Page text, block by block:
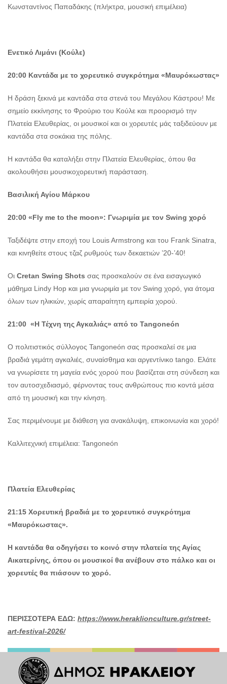
Κωνσταντίνος Παπαδάκης (πλήκτρα, μουσική επιμέλεια)
Ενετικό Λιμάνι (Κούλε)
20:00 Καντάδα με το χορευτικό συγκρότημα «Μαυρόκωστας»
Η δράση ξεκινά με καντάδα στα στενά του Μεγάλου Κάστρου! Με
σημείο εκκίνησης το Φρούριο του Κούλε και προορισμό την
Πλατεία Ελευθερίας, οι μουσικοί και οι χορευτές μάς ταξιδεύουν με
καντάδα στα σοκάκια της πόλης.
Η καντάδα θα καταλήξει στην Πλατεία Ελευθερίας, όπου θα
ακολουθήσει μουσικοχορευτική παράσταση.
Βασιλική Αγίου Μάρκου
20:00 «Fly me to the moon»: Γνωριμία με τον Swing χορό
Ταξιδέψτε στην εποχή του Louis Armstrong και του Frank Sinatra,
και κινηθείτε στους τζαζ ρυθμούς των δεκαετιών ’20-’40!
Οι Cretan Swing Shots σας προσκαλούν σε ένα εισαγωγικό
μάθημα Lindy Hop και μια γνωριμία με τον Swing χορό, για άτομα
όλων των ηλικιών, χωρίς απαραίτητη εμπειρία χορού.
21:00 «Η Τέχνη της Αγκαλιάς» από το Tangoneón
Ο πολιτιστικός σύλλογος Tangoneón σας προσκαλεί σε μια
βραδιά γεμάτη αγκαλιές, συναίσθημα και αργεντίνικο tango. Ελάτε
να γνωρίσετε τη μαγεία ενός χορού που βασίζεται στη σύνδεση και
τον αυτοσχεδιασμό, φέρνοντας τους ανθρώπους πιο κοντά μέσα
από τη μουσική και την κίνηση.
Σας περιμένουμε με διάθεση για ανακάλυψη, επικοινωνία και χορό!
Καλλιτεχνική επιμέλεια: Tangoneón
Πλατεία Ελευθερίας
21:15 Χορευτική βραδιά με το χορευτικό συγκρότημα
«Μαυρόκωστας».
Η καντάδα θα οδηγήσει το κοινό στην πλατεία της Αγίας
Αικατερίνης, όπου οι μουσικοί θα ανέβουν στο πάλκο και οι
χορευτές θα πιάσουν το χορό.
ΠΕΡΙΣΣΟΤΕΡΑ ΕΔΩ: https://www.heraklionculture.gr/street-
art-festival-2026/